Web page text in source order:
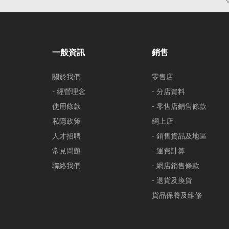
一般資訊
關於我們
- 經營理念
使用條款
私隱政策
人才招聘
常見問題
聯絡我們
銷售
零售店
- 分店資料
- 零售店銷售條款
網上店
- 銷售貨品及地區
- 運費計算
- 網店銷售條款
- 退貨及換貨
貨品保養及維修